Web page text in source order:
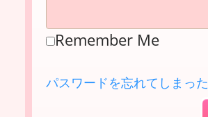
Remember Me
パスワードを忘れてしまった